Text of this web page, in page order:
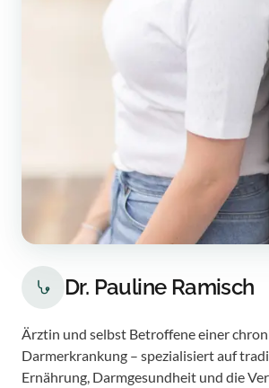
Dr. Pauline Ramisch
Ärztin und selbst Betroffene einer
Darmerkrankung – spezialisiert auf
Ernährung, Darmgesundheit und die